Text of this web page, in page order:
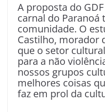
A proposta do
carnal do Paranoá
comunidade. O
Castilho, morador
que o setor
para a não
nossos grupos
melhores coisas
faz em prol da